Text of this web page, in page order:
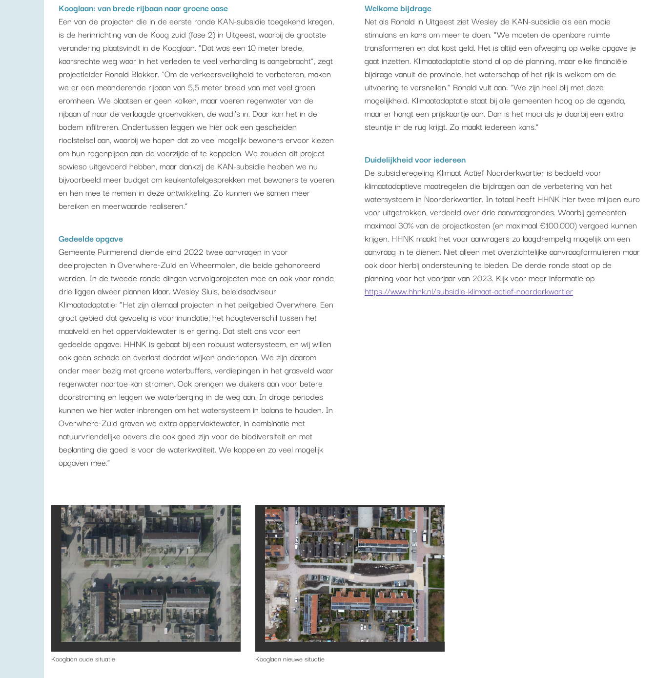
Kooglaan: van brede rijbaan naar groene oase
Een van de projecten die in de eerste ronde KAN-subsidie toegekend kregen,
is de herinrichting van de Koog zuid (fase 2) in Uitgeest, waarbij de grootste
verandering plaatsvindt in de Kooglaan. “Dat was een 10 meter brede,
kaarsrechte weg waar in het verleden te veel verharding is aangebracht”, zegt
projectleider Ronald Blokker. “Om de verkeersveiligheid te verbeteren, maken
we er een meanderende rijbaan van 5,5 meter breed van met veel groen
eromheen. We plaatsen er geen kolken, maar voeren regenwater van de
rijbaan af naar de verlaagde groenvakken, de wadi’s in. Daar kan het in de
bodem infiltreren. Ondertussen leggen we hier ook een gescheiden
rioolstelsel aan, waarbij we hopen dat zo veel mogelijk bewoners ervoor kiezen
om hun regenpijpen aan de voorzijde af te koppelen. We zouden dit project
sowieso uitgevoerd hebben, maar dankzij de KAN-subsidie hebben we nu
bijvoorbeeld meer budget om keukentafelgesprekken met bewoners te voeren
en hen mee te nemen in deze ontwikkeling. Zo kunnen we samen meer
bereiken en meerwaarde realiseren.”
Gedeelde opgave
Gemeente Purmerend diende eind 2022 twee aanvragen in voor
deelprojecten in Overwhere-Zuid en Wheermolen, die beide gehonoreerd
werden. In de tweede ronde dingen vervolgprojecten mee en ook voor ronde
drie liggen alweer plannen klaar. Wesley Sluis, beleidsadviseur
Klimaatadaptatie: “Het zijn allemaal projecten in het peilgebied Overwhere. Een
groot gebied dat gevoelig is voor inundatie; het hoogteverschil tussen het
maaiveld en het oppervlaktewater is er gering. Dat stelt ons voor een
gedeelde opgave: HHNK is gebaat bij een robuust watersysteem, en wij willen
ook geen schade en overlast doordat wijken onderlopen. We zijn daarom
onder meer bezig met groene waterbuffers, verdiepingen in het grasveld waar
regenwater naartoe kan stromen. Ook brengen we duikers aan voor betere
doorstroming en leggen we waterberging in de weg aan. In droge periodes
kunnen we hier water inbrengen om het watersysteem in balans te houden. In
Overwhere-Zuid graven we extra oppervlaktewater, in combinatie met
natuurvriendelijke oevers die ook goed zijn voor de biodiversiteit en met
beplanting die goed is voor de waterkwaliteit. We koppelen zo veel mogelijk
opgaven mee.”
Welkome bijdrage
Net als Ronald in Uitgeest ziet Wesley de KAN-subsidie als een mooie
stimulans en kans om meer te doen. “We moeten de openbare ruimte
transformeren en dat kost geld. Het is altijd een afweging op welke opgave je
gaat inzetten. Klimaatadaptatie stond al op de planning, maar elke financiële
bijdrage vanuit de provincie, het waterschap of het rijk is welkom om de
uitvoering te versnellen.” Ronald vult aan: “We zijn heel blij met deze
mogelijkheid. Klimaatadaptatie staat bij alle gemeenten hoog op de agenda,
maar er hangt een prijskaartje aan. Dan is het mooi als je daarbij een extra
steuntje in de rug krijgt. Zo maakt iedereen kans.”
Duidelijkheid voor iedereen
De subsidieregeling Klimaat Actief Noorderkwartier is bedoeld voor
klimaatadaptieve maatregelen die bijdragen aan de verbetering van het
watersysteem in Noorderkwartier. In totaal heeft HHNK hier twee miljoen euro
voor uitgetrokken, verdeeld over drie aanvraagrondes. Waarbij gemeenten
maximaal 30% van de projectkosten (en maximaal €100.000) vergoed kunnen
krijgen. HHNK maakt het voor aanvragers zo laagdrempelig mogelijk om een
aanvraag in te dienen. Niet alleen met overzichtelijke aanvraagformulieren maar
ook door hierbij ondersteuning te bieden. De derde ronde staat op de
planning voor het voorjaar van 2023. Kijk voor meer informatie op
https://www.hhnk.nl/subsidie-klimaat-actief-noorderkwartier
Kooglaan oude situatie Kooglaan nieuwe situatie